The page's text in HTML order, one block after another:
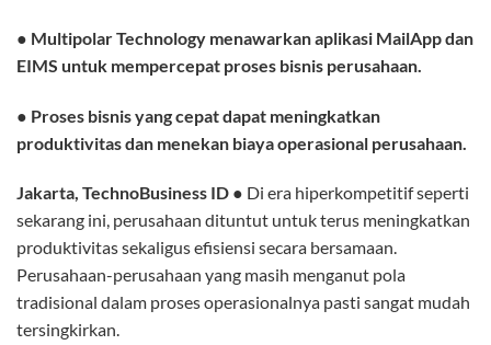
● Multipolar Technology menawarkan aplikasi MailApp dan
EIMS untuk mempercepat proses bisnis perusahaan.
● Proses bisnis yang cepat dapat meningkatkan
produktivitas dan menekan biaya operasional perusahaan.
Jakarta, TechnoBusiness ID ● Di era hiperkompetitif seperti
sekarang ini, perusahaan dituntut untuk terus meningkatkan
produktivitas sekaligus efisiensi secara bersamaan.
Perusahaan-perusahaan yang masih menganut pola
tradisional dalam proses operasionalnya pasti sangat mudah
tersingkirkan.